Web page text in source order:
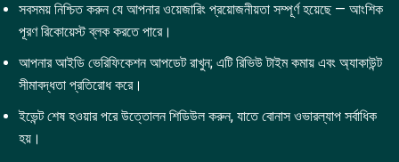
সবসময় নিশ্চিত করুন যে আপনার ওয়েজারিং প্রয়োজনীয়তা সম্পূর্ণ হয়েছে — আংশিক
পূরণ রিকোয়েস্ট ব্লক করতে পারে।
আপনার আইডি ভেরিফিকেশন আপডেট রাখুন; এটি রিভিউ টাইম কমায় এবং অ্যাকাউন্ট
সীমাবদ্ধতা প্রতিরোধ করে।
ইভেন্ট শেষ হওয়ার পরে উত্তোলন শিডিউল করুন, যাতে বোনাস ওভারল্যাপ সর্বাধিক
হয়।